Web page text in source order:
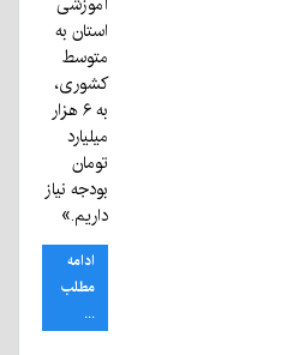
استان به
متوسط
کشوری،
به ۶ هزار
میلیارد
تومان
بودجه نیاز
داریم.»
ادامه
مطلب
...